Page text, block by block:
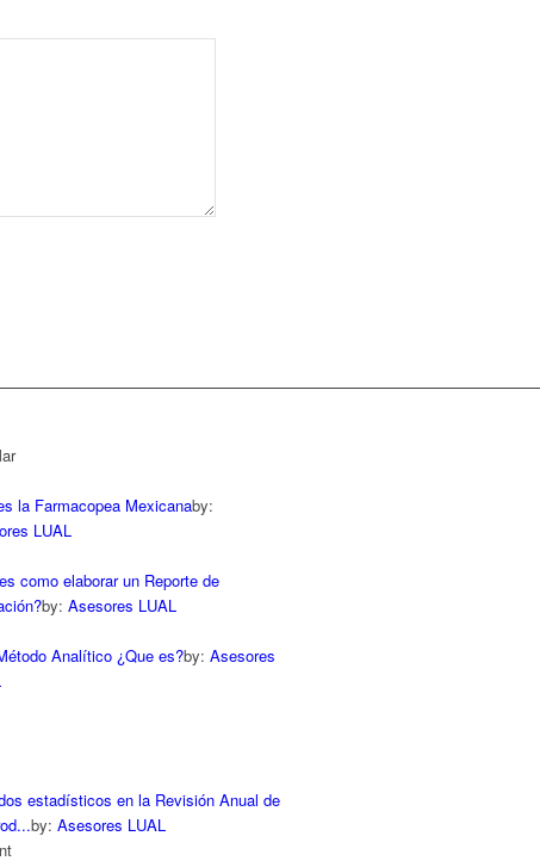
la Farmacopea Mexicanaby:
LUAL
como elaborar un Reporte de
by:Asesores LUAL
Analítico ¿Que es?by:Asesores
estadísticos en la Revisión Anual de
by:Asesores LUAL